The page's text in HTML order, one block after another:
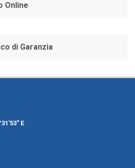
Online
di Garanzia
E